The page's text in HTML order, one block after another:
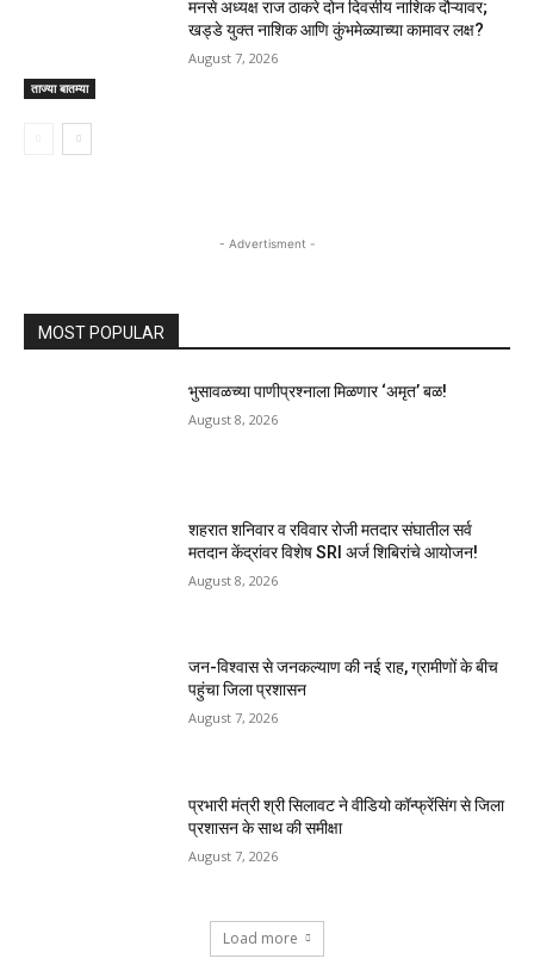
ताज्या बातम्या
मनसे अध्यक्ष राज ठाकरे दोन दिवसीय नाशिक दौऱ्यावर;
खड्डे युक्त नाशिक आणि कुंभमेळ्याच्या कामावर लक्ष?
August 7, 2026
- Advertisment -
MOST POPULAR
भुसावळच्या पाणीप्रश्नाला मिळणार ‘अमृत’ बळ!
August 8, 2026
शहरात शनिवार व रविवार रोजी मतदार संघातील सर्व
मतदान केंद्रांवर विशेष SRI अर्ज शिबिरांचे आयोजन!
August 8, 2026
जन-विश्वास से जनकल्याण की नई राह, ग्रामीणों के बीच
पहुंचा जिला प्रशासन
August 7, 2026
प्रभारी मंत्री श्री सिलावट ने वीडियो कॉन्फ्रेंसिंग से जिला
प्रशासन के साथ की समीक्षा
August 7, 2026
Load more